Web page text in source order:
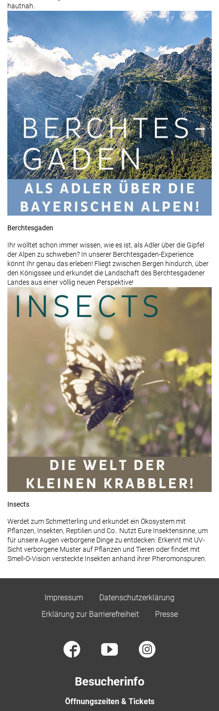
hautnah.
Berchtesgaden
Ihr wolltet schon immer wissen, wie es ist, als Adler über die Gipfel
der Alpen zu schweben? In unserer Berchtesgaden-Experience
könnt Ihr genau das erleben! Fliegt zwischen Bergen hindurch, über
den Königssee und erkundet die Landschaft des Berchtesgadener
Landes aus einer völlig neuen Perspektive!
Insects
Werdet zum Schmetterling und erkundet ein Ökosystem mit
Pflanzen, Insekten, Reptilien und Co.. Nutzt Eure Insektensinne, um
für unsere Augen verborgene Dinge zu entdecken: Erkennt mit UV-
Sicht verborgene Muster auf Pflanzen und Tieren oder findet mit
Smell-O-Vision versteckte Insekten anhand ihrer Pheromonspuren.
Impressum
Datenschutzerklärung
Erklärung zur Barrierefreiheit
Presse
Besucherinfo
Öffnungszeiten & Tickets